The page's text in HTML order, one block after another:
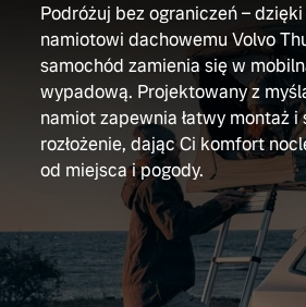
Podróżuj bez ograniczeń –
namiotowi dachowemu Volvo
samochód zamienia się w
wypadową. Projektowany z
namiot zapewnia łatwy montaż i
rozłożenie, dając Ci komfort
od miejsca i pogody.